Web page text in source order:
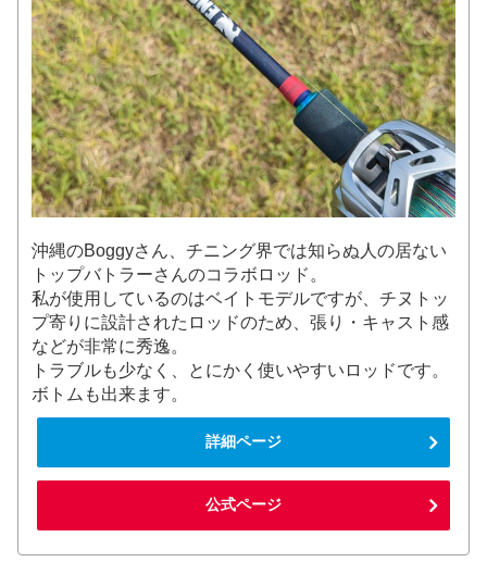
沖縄のBoggyさん、チニング界では知らぬ人の居ない
トップバトラーさんのコラボロッド。
私が使用しているのはベイトモデルですが、チヌトッ
プ寄りに設計されたロッドのため、張り・キャスト感
などが非常に秀逸。
トラブルも少なく、とにかく使いやすいロッドです。
ボトムも出来ます。
詳細ページ
公式ページ